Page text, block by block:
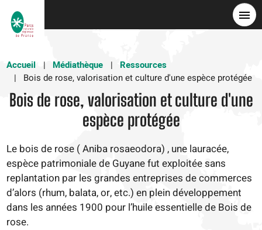
Accueil
Médiathèque
Ressources
Bois de rose, valorisation et culture d'une espèce protégée
Bois de rose, valorisation et culture d'une
espèce protégée
Le bois de rose ( Aniba rosaeodora) , une lauracée,
espèce patrimoniale de Guyane fut exploitée sans
replantation par les grandes entreprises de commerces
d’alors (rhum, balata, or, etc.) en plein développement
dans les années 1900 pour l’huile essentielle de Bois de
rose.